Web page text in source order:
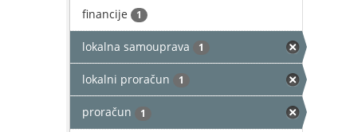
financije 1
lokalna samouprava 1
lokalni proračun 1
proračun 1